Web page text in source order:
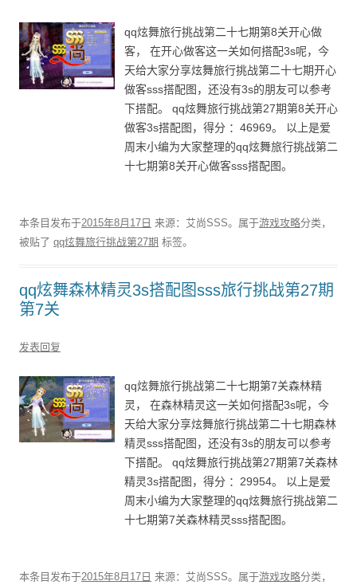
qq炫舞旅行挑战第二十七期第8关开心做
客， 在开心做客这一关如何搭配3s呢，今
天给大家分享炫舞旅行挑战第二十七期开心
做客sss搭配图，还没有3s的朋友可以参考
下搭配。 qq炫舞旅行挑战第27期第8关开心
做客3s搭配图，得分 ：46969。 以上是爱
周末小编为大家整理的qq炫舞旅行挑战第二
十七期第8关开心做客sss搭配图。
本条目发布于2015年8月17日 来源：艾尚SSS。属于游戏攻略分类，
被贴了 qq炫舞旅行挑战第27期 标签。
qq炫舞森林精灵3s搭配图sss旅行挑战第27期
第7关
发表回复
qq炫舞旅行挑战第二十七期第7关森林精
灵， 在森林精灵这一关如何搭配3s呢，今
天给大家分享炫舞旅行挑战第二十七期森林
精灵sss搭配图，还没有3s的朋友可以参考
下搭配。 qq炫舞旅行挑战第27期第7关森林
精灵3s搭配图，得分 ：29954。 以上是爱
周末小编为大家整理的qq炫舞旅行挑战第二
十七期第7关森林精灵sss搭配图。
本条目发布于2015年8月17日 来源：艾尚SSS。属于游戏攻略分类，